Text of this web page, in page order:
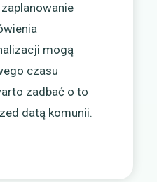
mogą
czasu
zadbać o to
datą komunii.